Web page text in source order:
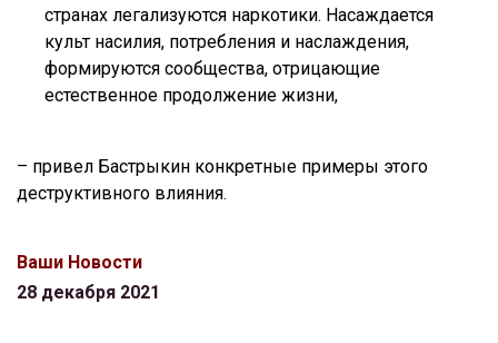
странах легализуются наркотики. Насаждается
культ насилия, потребления и наслаждения,
формируются сообщества, отрицающие
естественное продолжение жизни,
– привел Бастрыкин конкретные примеры этого
деструктивного влияния.
Ваши Новости
28 декабря 2021